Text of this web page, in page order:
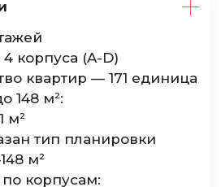
корпуса (A-D)
квартир — 171 единица
148 м²:
м²
тип планировки
м²
корпусам: